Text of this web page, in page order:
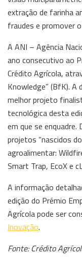
extração de farinha
fraudes e promover
A ANI – Agência
ano consecutivo ao
Crédito Agrícola,
Knowledge” (BfK).
melhor projeto
tecnológica desta
em que se
projetos “nascidos
agroalimentar:
Smart Trap, EcoX e
A informação
edição do Prémio
Agrícola pode ser
Inovação.
Fonte: Crédito